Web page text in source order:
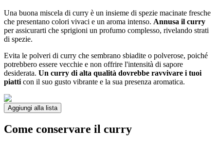
Una buona miscela di curry è un insieme di spezie macinate fresche
che presentano colori vivaci e un aroma intenso. Annusa il curry
per assicurarti che sprigioni un profumo complesso, rivelando strati
di spezie.
Evita le polveri di curry che sembrano sbiadite o polverose, poiché
potrebbero essere vecchie e non offrire l'intensità di sapore
desiderata. Un curry di alta qualità dovrebbe ravvivare i tuoi
piatti con il suo gusto vibrante e la sua presenza aromatica.
Aggiungi alla lista
Come conservare il curry